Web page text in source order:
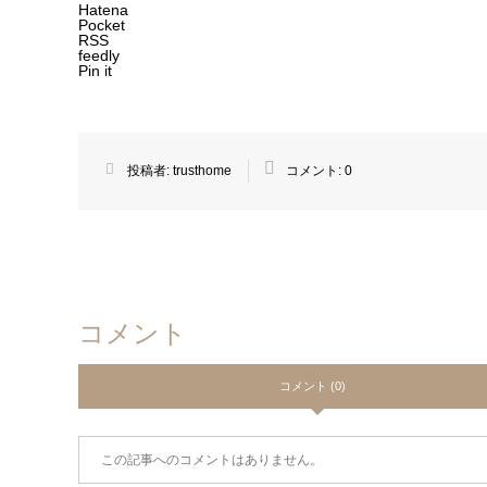
Hatena
Pocket
RSS
feedly
Pin it
投稿者: trusthome コメント: 0
コメント
コメント (0)
この記事へのコメントはありません。